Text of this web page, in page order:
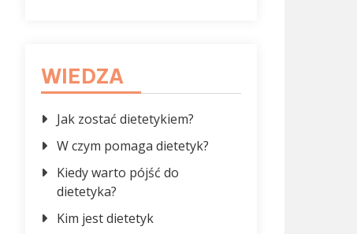
WIEDZA
Jak zostać dietetykiem?
W czym pomaga dietetyk?
Kiedy warto pójść do
dietetyka?
Kim jest dietetyk